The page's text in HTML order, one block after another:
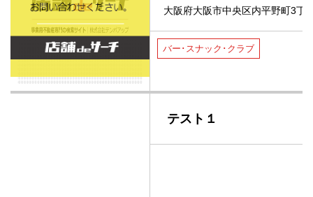
大阪府大阪市中央区内平野町3丁
バー･スナック･クラブ
テスト１